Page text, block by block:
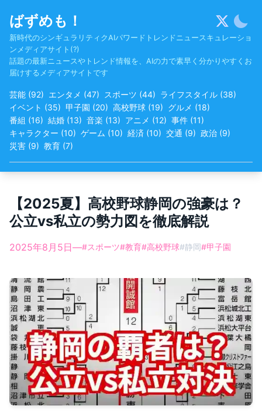
content
ばずめも！
新時代のシンギュラリティクAIパワードトレンドニュースキュレーショ
ンメディアサイト(?)
話題の最新ニュースやトレンド情報を、AIの力で素早く分かりやすくお
届けするメディアサイトです
芸能 (92) エンタメ (47) スポーツ (44) ライフスタイル (38)
イベント (35) 甲子園 (20) 高校野球 (19) グルメ (18)
番組 (16) 結婚 (13) 音楽 (13) アニメ (12) 事件 (11)
キャラクター (10) ゲーム (10) 経済 (10) 交通 (9) 政治 (9)
災害 (9) 教育 (7)
【2025夏】高校野球静岡の強豪は？
公立vs私立の勢力図を徹底解説
2025年8月5日—#スポーツ#教育#高校野球#静岡#甲子園